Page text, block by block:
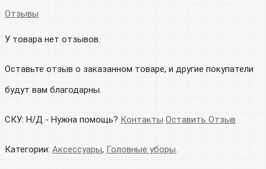
Отзывы
У товара нет отзывов.
Оставьте отзыв о заказанном товаре, и другие покупатели
будут вам благодарны.
СКУ: Н/Д - Нужна помощь? Контакты Оставить Отзыв
Категории: Аксессуары, Головные уборы.